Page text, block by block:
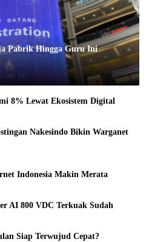
Pabrik Hingga Guru Ini
8% Lewat Ekosistem Digital
Nakesindo Bikin Warganet
Indonesia Makin Merata
AI 800 VDC Terkuak Sudah
Siap Terwujud Cepat?